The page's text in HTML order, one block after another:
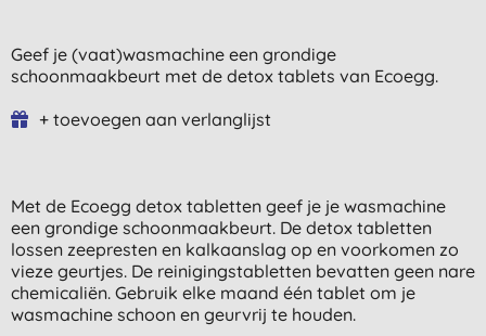
Geef je (vaat)wasmachine een grondige
schoonmaakbeurt met de detox tablets van Ecoegg.
+ toevoegen aan verlanglijst
Met de Ecoegg detox tabletten geef je je wasmachine
een grondige schoonmaakbeurt. De detox tabletten
lossen zeepresten en kalkaanslag op en voorkomen zo
vieze geurtjes. De reinigingstabletten bevatten geen nare
chemicaliën. Gebruik elke maand één tablet om je
wasmachine schoon en geurvrij te houden.